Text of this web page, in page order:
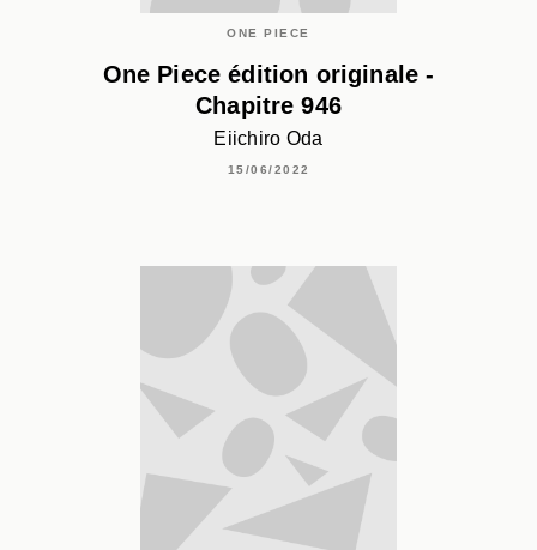
ONE PIECE
One Piece édition originale -
Chapitre 946
Eiichiro Oda
15/06/2022